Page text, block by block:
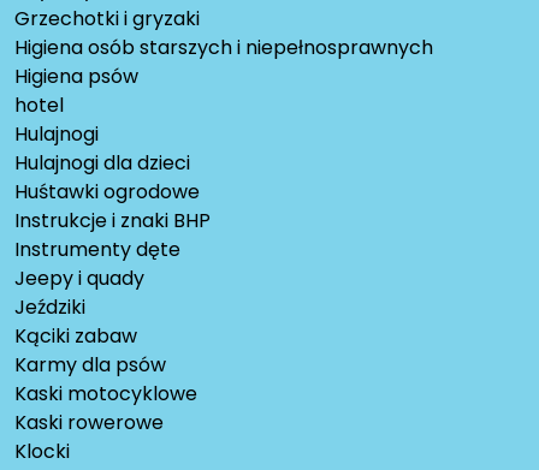
Grzechotki i gryzaki
Higiena osób starszych i niepełnosprawnych
Higiena psów
hotel
Hulajnogi
Hulajnogi dla dzieci
Huśtawki ogrodowe
Instrukcje i znaki BHP
Instrumenty dęte
Jeepy i quady
Jeździki
Kąciki zabaw
Karmy dla psów
Kaski motocyklowe
Kaski rowerowe
Klocki